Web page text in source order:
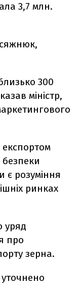
3,7 млн.
300
міністр,
є розуміння
ринках
уряд
про
зерна.